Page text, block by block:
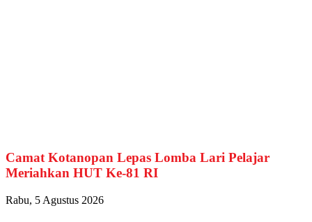
Camat Kotanopan Lepas Lomba Lari Pelajar
Meriahkan HUT Ke-81 RI
Rabu, 5 Agustus 2026